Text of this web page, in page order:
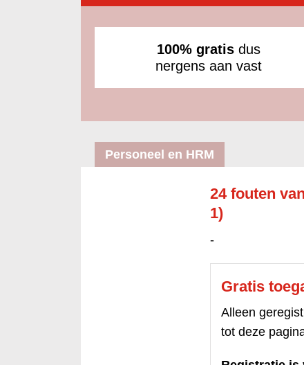
100% gratis dus
nergens aan vast
Personeel en HRM
24 fouten
1)
-
Gratis
Alleen
tot deze